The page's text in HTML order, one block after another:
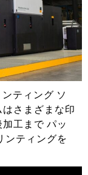
ティング ソ
さまざまな印
工まで パッ
ンティングを